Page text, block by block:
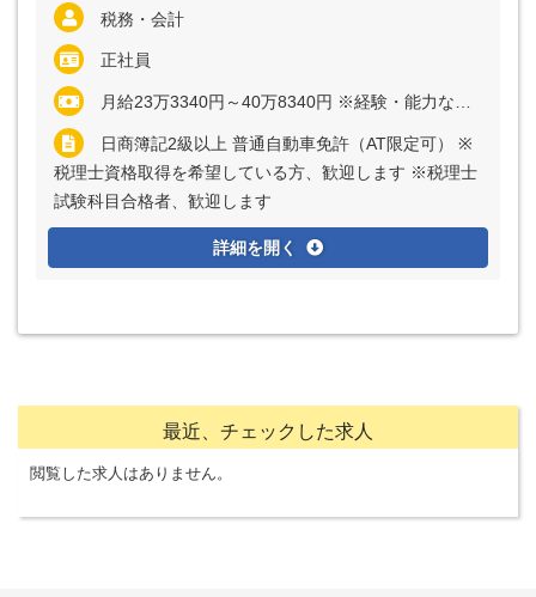
税務・会計
正社員
月給23万3340円～40万8340円 ※経験・能力など考慮の上、決定いたします ※上記に固定残業代（月20時間分＝3万3340円～5万8340円）を含む ※超過分は別途全額支給
日商簿記2級以上 普通自動車免許（AT限定可） ※
税理士資格取得を希望している方、歓迎します ※税理士
試験科目合格者、歓迎します
詳細を開く
最近、チェックした求人
閲覧した求人はありません。